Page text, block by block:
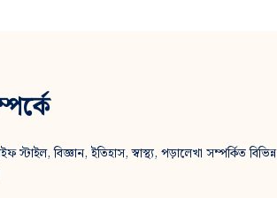
বিজ্ঞান, ইতিহাস, স্বাস্থ্য, পড়ালেখা সম্পর্কিত